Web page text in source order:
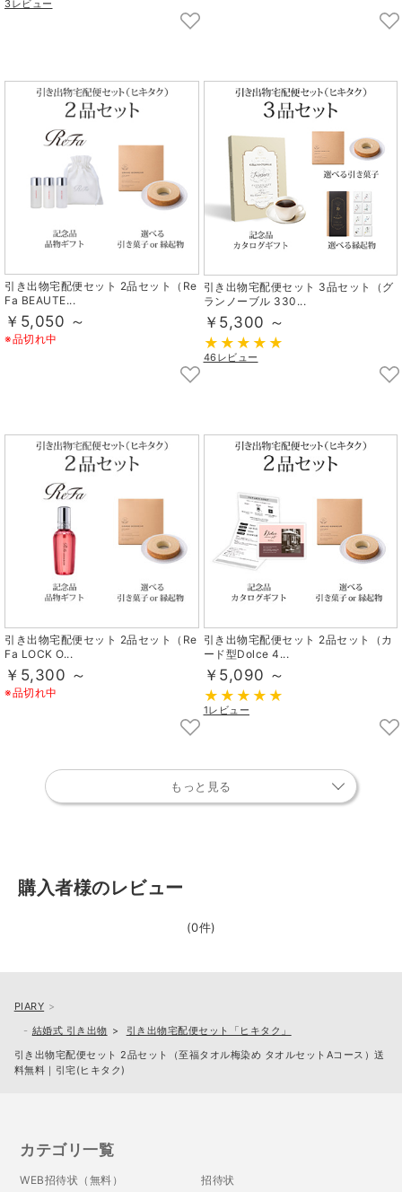
3レビュー
引き出物宅配便セット 2品セット（Re
Fa BEAUTE...
￥5,050 ～
※品切れ中
引き出物宅配便セット 3品セット（グ
ランノーブル 330...
￥5,300 ～
46レビュー
引き出物宅配便セット 2品セット（Re
Fa LOCK O...
￥5,300 ～
※品切れ中
引き出物宅配便セット 2品セット（カ
ード型Dolce 4...
￥5,090 ～
1レビュー
もっと見る
購入者様のレビュー
(0件)
PIARY
結婚式 引き出物
引き出物宅配便セット「ヒキタク」
引き出物宅配便セット 2品セット（至福タオル梅染め タオルセットAコース）送
料無料｜引宅(ヒキタク)
カテゴリ一覧
WEB招待状（無料）
招待状